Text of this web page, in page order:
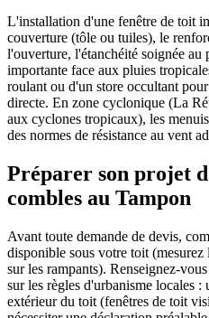
L'installation d'une fenêtre de toit
couverture (tôle ou tuiles), le
l'ouverture, l'étanchéité soignée
importante face aux pluies
roulant ou d'un store occultant
directe. En zone cyclonique (La
aux cyclones tropicaux), les
des normes de résistance au vent
Préparer son projet
combles au Tampon
Avant toute demande de devis,
disponible sous votre toit
sur les rampants). Renseignez-
sur les règles d'urbanisme locales
extérieur du toit (fenêtres de toit